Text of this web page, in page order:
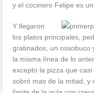
y el cocinero Felipe es
Y llegaron
los platos principales,
gratinados, un ossobuco
la misma línea de lo
excepto la pizza que
sobró mas de la mitad, y